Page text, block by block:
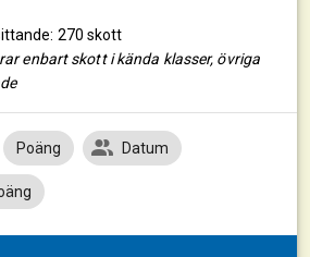
270 skott
enbart skott i kända klasser, övriga
Poäng Datum